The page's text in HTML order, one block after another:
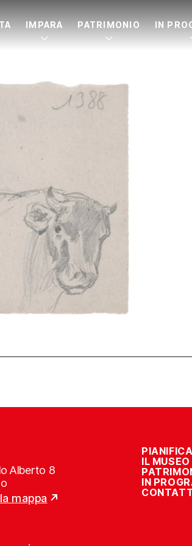
IMPARA PATRIMONIO IN
Alberto 8
mappa
IL
IN